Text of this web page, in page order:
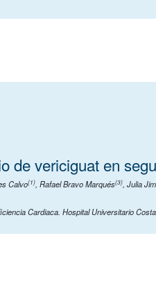
de vericiguat en
Calvo(1),Rafael Bravo Marqués(3),Julia
Cardiaca. Hospital Universitario